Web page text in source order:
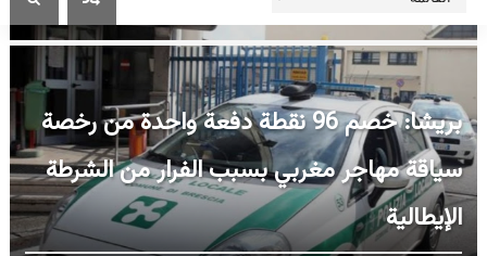
بريشا: خصم 96 نقطة دفعة واحدة من رخصة
سياقة مهاجر مغربي بسبب الفرار من الشرطة
الإيطالية